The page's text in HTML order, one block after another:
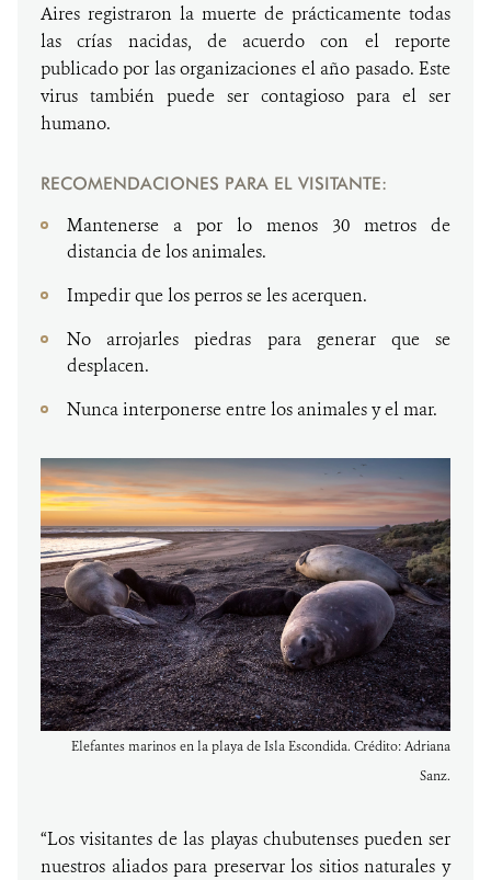
Aires registraron la muerte de prácticamente todas
las crías nacidas, de acuerdo con el reporte
publicado por las organizaciones el año pasado. Este
virus también puede ser contagioso para el ser
humano.
RECOMENDACIONES PARA EL VISITANTE:
Mantenerse a por lo menos 30 metros de
distancia de los animales.
Impedir que los perros se les acerquen.
No arrojarles piedras para generar que se
desplacen.
Nunca interponerse entre los animales y el mar.
Elefantes marinos en la playa de Isla Escondida. Crédito: Adriana
Sanz.
“Los visitantes de las playas chubutenses pueden ser
nuestros aliados para preservar los sitios naturales y